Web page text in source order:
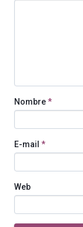
Nombre*
E-mail *
Web